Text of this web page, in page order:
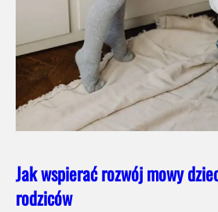
Jak wspierać rozwój mowy
rodziców